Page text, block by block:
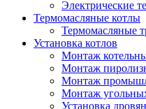
Электрические
Термомасляные котлы
Термомасляные
Установка котлов
Монтаж
Монтаж
Монтаж
Монтаж
Установка